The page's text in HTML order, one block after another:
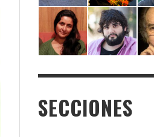
SECCIONES